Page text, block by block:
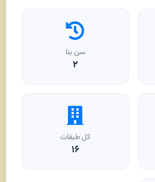
سن بنا
۲
کل طبقات
۱۶